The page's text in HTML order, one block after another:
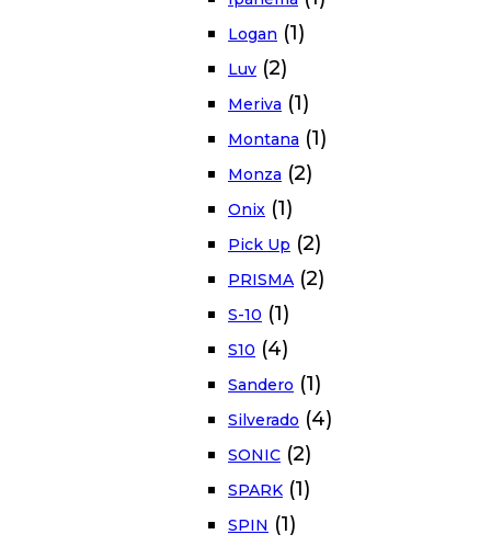
Logan (1)
Luv (2)
Meriva (1)
Montana (1)
Monza (2)
Onix (1)
Pick Up (2)
PRISMA (2)
S-10 (1)
S10 (4)
Sandero (1)
Silverado (4)
SONIC (2)
SPARK (1)
SPIN (1)